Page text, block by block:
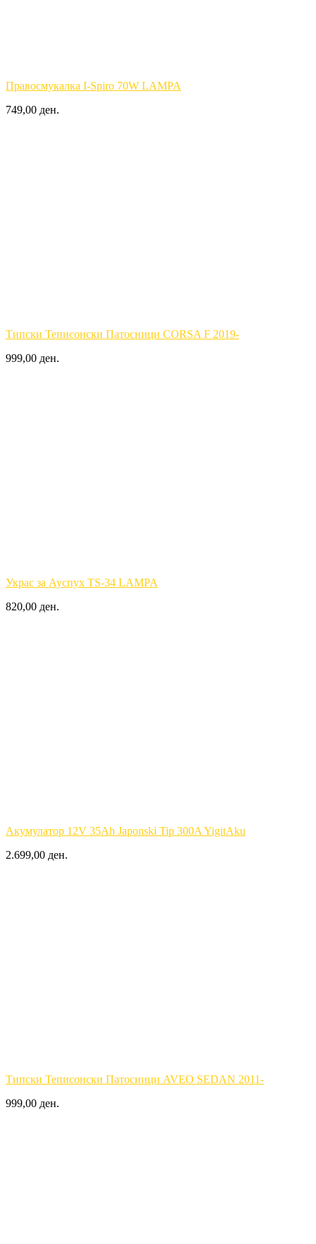
Правосмукалка I-Spiro 70W LAMPA
749,00 ден.
Типски Теписонски Патосници CORSA F 2019-
999,00 ден.
Украс за Ауспух TS-34 LAMPA
820,00 ден.
Акумулатор 12V 35Ah Japonski Tip 300A YigitAku
2.699,00 ден.
Типски Теписонски Патосници AVEO SEDAN 2011-
999,00 ден.